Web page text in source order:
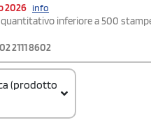
2026 info
inferiore a 500
02 2111 8602
(prodotto